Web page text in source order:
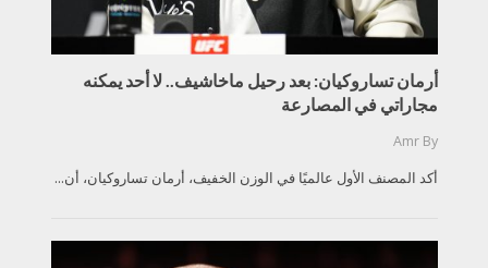
أرمان تساروكيان: بعد رحيل ماخاشيف.. لا أحد يمكنه
مجاراتي في المصارعة
By
Amr
أكد المصنف الأول عالميًا في الوزن الخفيف، أرمان تساروكيان، أن...